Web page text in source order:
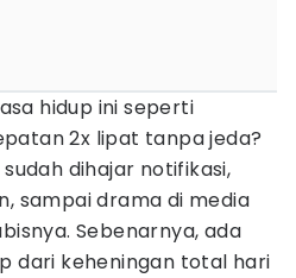
hidup ini seperti
2x lipat tanpa jeda?
dihajar notifikasi,
sampai drama di media
Sebenarnya, ada
dari keheningan total hari